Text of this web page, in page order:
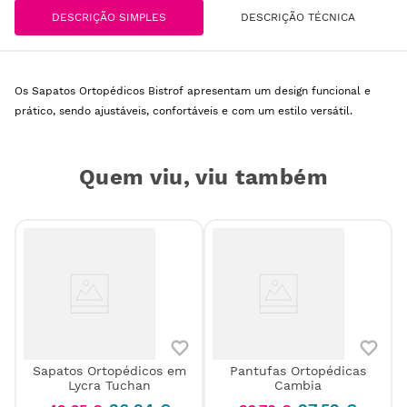
DESCRIÇÃO SIMPLES DESCRIÇÃO TÉCNICA
Os Sapatos Ortopédicos Bistrof apresentam um design funcional e
prático, sendo ajustáveis, confortáveis e com um estilo versátil.
Quem viu, viu também
Sapatos Ortopédicos em
Lycra Tuchan
Pantufas Ortopédicas
Cambia